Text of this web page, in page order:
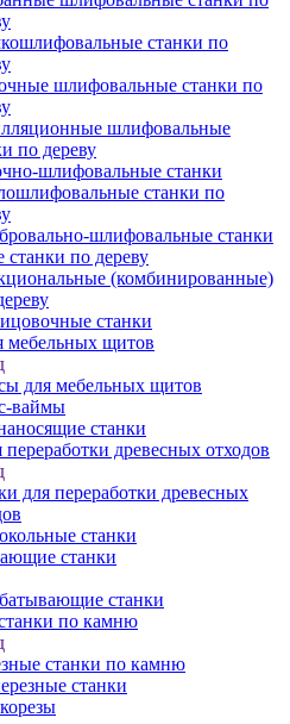
станки по
шлифовальные станки по
шлифовальные
по дереву
шлифовальные станки
станки по
шлифовальные станки
по дереву
(комбинированные)
станки
мебельных щитов
для мебельных щитов
ваймы
станки
древесных отходов
для переработки древесных
станки
станки
станки
по камню
станки по камню
станки